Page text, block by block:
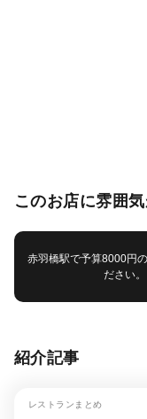
このお店に雰囲
赤羽橋駅で予算8000円
ださい。
紹介記事
レストランまとめ